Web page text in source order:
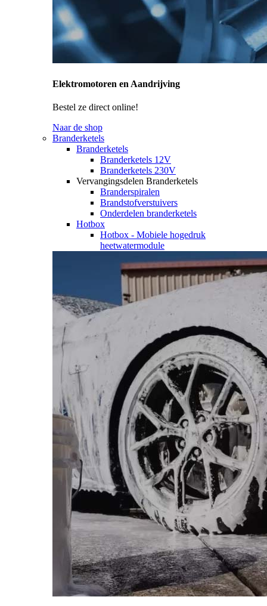
Elektromotoren en Aandrijving
Bestel ze direct online!
Naar de shop
Branderketels
Branderketels
Branderketels 12V
Branderketels 230V
Vervangingsdelen Branderketels
Branderspiralen
Brandstofverstuivers
Onderdelen branderketels
Hotbox
Hotbox - Mobiele hogedruk
heetwatermodule